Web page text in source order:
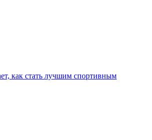
как стать лучшим спортивным